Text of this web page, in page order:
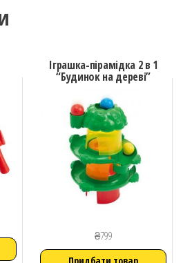
Іграшка-пірамідка 2 в 1
“Будинок на дереві”
₴799